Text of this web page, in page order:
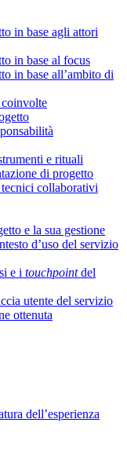
in base agli attori
in base al focus
in base all’ambito di
e rituali
di progetto
collaborativi
e la sua gestione
d’uso del servizio
e i touchpointdel
utente del servizio
ottenuta
dell’esperienza